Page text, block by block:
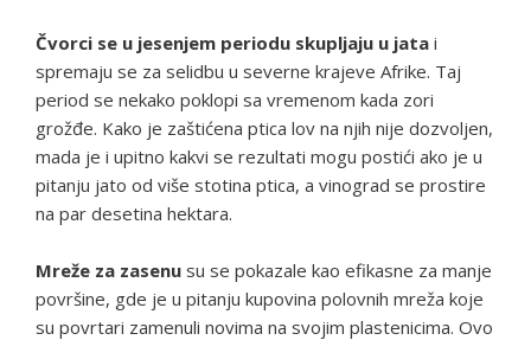
Čvorci se u jesenjem periodu skupljaju u jata i
spremaju se za selidbu u severne krajeve Afrike. Taj
period se nekako poklopi sa vremenom kada zori
grožđe. Kako je zaštićena ptica lov na njih nije dozvoljen,
mada je i upitno kakvi se rezultati mogu postići ako je u
pitanju jato od više stotina ptica, a vinograd se prostire
na par desetina hektara.
Mreže za zasenu su se pokazale kao efikasne za manje
površine, gde je u pitanju kupovina polovnih mreža koje
su povrtari zamenuli novima na svojim plastenicima. Ovo